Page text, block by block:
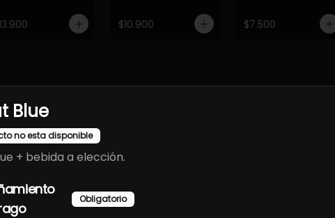
$10.900 $7.500
de primera calidad para una experiencia saludable y deliciosa.
Blue
no esta disponible
+ bebida a elección.
Obligatorio